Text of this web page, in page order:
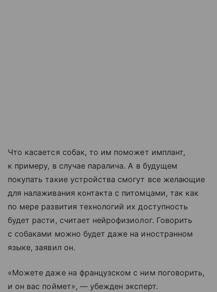
Что касается собак, то им поможет имплант,
к примеру, в случае паралича. А в будущем
покупать такие устройства смогут все желающие
для налаживания контакта с питомцами, так как
по мере развития технологий их доступность
будет расти, считает нейрофизиолог. Говорить
с собаками можно будет даже на иностранном
языке, заявил он.
«Можете даже на французском с ним поговорить,
и он вас поймет», — убежден эксперт.